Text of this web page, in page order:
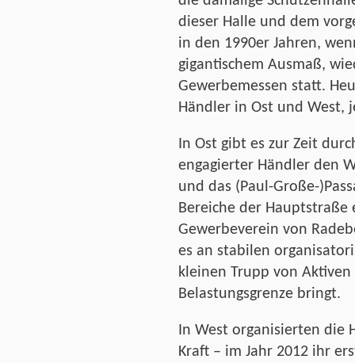
dieser Halle und dem
in den 1990er Jahren,
gigantischem Ausmaß,
Gewerbemessen statt.
Händler in Ost und West,
In Ost gibt es zur Zeit
engagierter Händler den
und das (Paul-Große-
Bereiche der Hauptstraße
Gewerbeverein von
es an stabilen
kleinen Trupp von
Belastungsgrenze bringt.
In West organisierten die
Kraft – im Jahr 2012 ihr